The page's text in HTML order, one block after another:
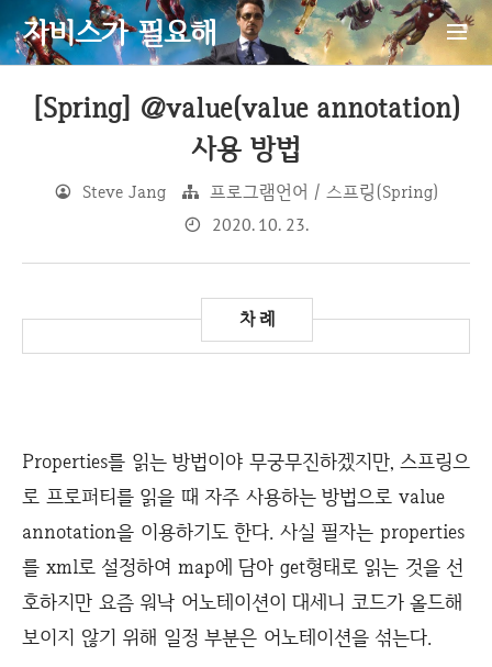
자비스가 필요해
[Spring] @value(value annotation)
사용 방법
Steve Jang 프로그램언어 / 스프링(Spring)
2020. 10. 23.
Properties를 읽는 방법이야 무궁무진하겠지만, 스프링으
로 프로퍼티를 읽을 때 자주 사용하는 방법으로 value
annotation을 이용하기도 한다. 사실 필자는 properties
를 xml로 설정하여 map에 담아 get형태로 읽는 것을 선
호하지만 요즘 워낙 어노테이션이 대세니 코드가 올드해
보이지 않기 위해 일정 부분은 어노테이션을 섞는다.